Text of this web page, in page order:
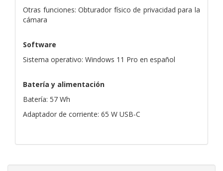
Otras funciones: Obturador físico de privacidad para la
cámara
Software
Sistema operativo: Windows 11 Pro en español
Batería y alimentación
Batería: 57 Wh
Adaptador de corriente: 65 W USB-C